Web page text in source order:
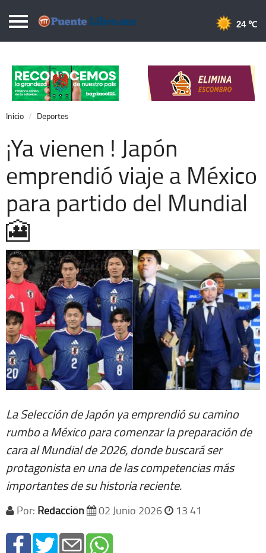
Puentelibre.mx
Local
Nacional
Opinión
Cronos
Economía
Espectáculos
Deportes
Extra +
24 ℃
Inicio Deportes
¡Ya vienen ! Japón
emprendió viaje a México
para partido del Mundial
🎦
La Selección de Japón ya emprendió su camino
rumbo a México para comenzar la preparación de
cara al Mundial de 2026, donde buscará ser
protagonista en una de las competencias más
importantes de su historia reciente.
Por: Redacción 02 Junio 2026 13 41